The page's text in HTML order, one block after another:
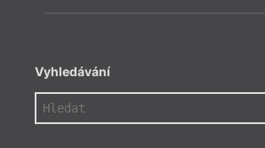
Vyhledávání